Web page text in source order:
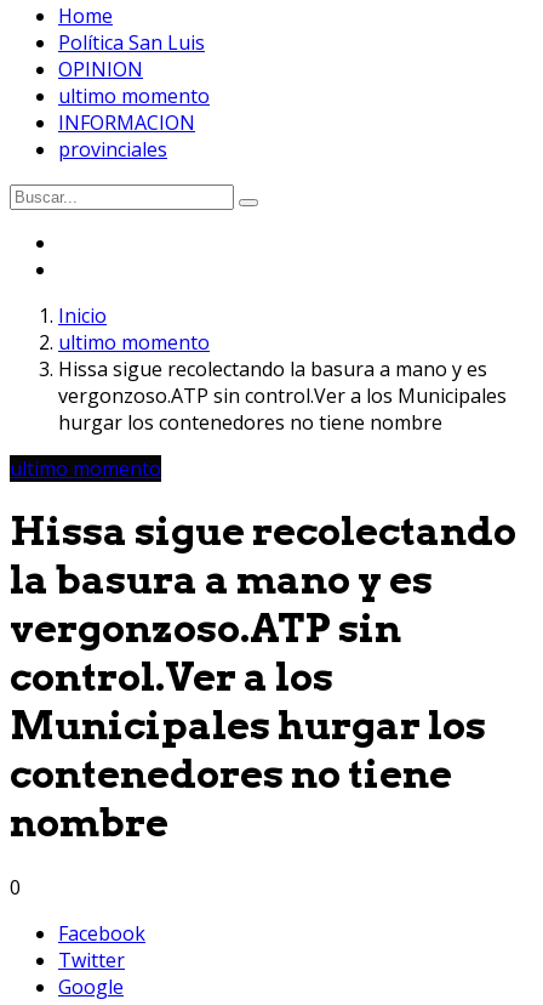
Home
Política San Luis
OPINION
ultimo momento
INFORMACION
provinciales
Inicio
ultimo momento
Hissa sigue recolectando la basura a mano y es
vergonzoso.ATP sin control.Ver a los Municipales
hurgar los contenedores no tiene nombre
ultimo momento
Hissa sigue recolectando
la basura a mano y es
vergonzoso.ATP sin
control.Ver a los
Municipales hurgar los
contenedores no tiene
nombre
0
Facebook
Twitter
Google